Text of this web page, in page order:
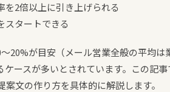
2倍以上に引き上げられる
スタートできる
20%が目安（メール営業全般の平均は
ースが多いとされています。この記
文の作り方を具体的に解説します。